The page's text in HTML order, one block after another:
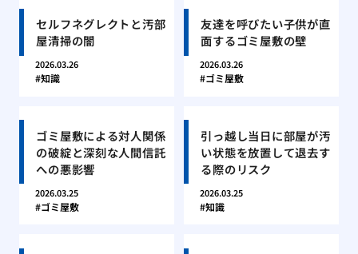
セルフネグレクトと汚部
屋清掃の闇
2026.03.26
知識
友達を呼びたい子供が直
面するゴミ屋敷の壁
2026.03.26
ゴミ屋敷
ゴミ屋敷による対人関係
の破綻と深刻な人間信託
への悪影響
2026.03.25
ゴミ屋敷
引っ越し当日に部屋が汚
い状態を放置して退去す
る際のリスク
2026.03.25
知識